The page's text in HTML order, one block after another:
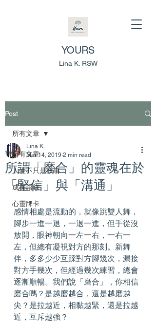
YOURS
Lina K. RSW
Post
所有文章
人生不只是故事
成長語錄
心靈牌卡
所有文章
所謂「磨合」的靈魂在於
「堅信」與「溝通」
Lina K.
Mar 14, 2019 2 min read
感情相處是流動的，就像跳雙人舞，
腳步一進一退，一退一進，但手從沒
放開，眼神朝向一左一右，一右一
左，但總有凝視對方的那刻。新舞
伴，多多少少互踩對方腳幾次，漏接
對方手幾次，但經過幾次練習，總會
逐漸順暢。我們說「磨合」，你相信
磨合嗎？是越磨越合，還是越磨越
尖？是拉越近，相黏越緊，還是拉越
近，互斥越強？